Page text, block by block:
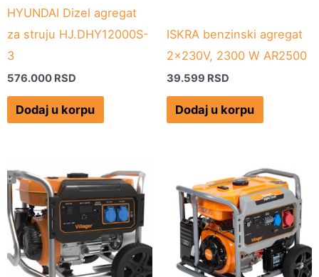
HYUNDAI Dizel agregat
za struju HJ.DHY12000S-
3
576.000 RSD
Dodaj u korpu
ISKRA benzinski agregat
2x230V, 2300 W AR2500
39.599 RSD
Dodaj u korpu